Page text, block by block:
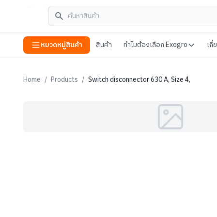
หมวดหมู่สินค้า สินค้า ทำไมต้องเลือก Exogro เกี่
Home / Products / Switch disconnector 630 A, Size 4,